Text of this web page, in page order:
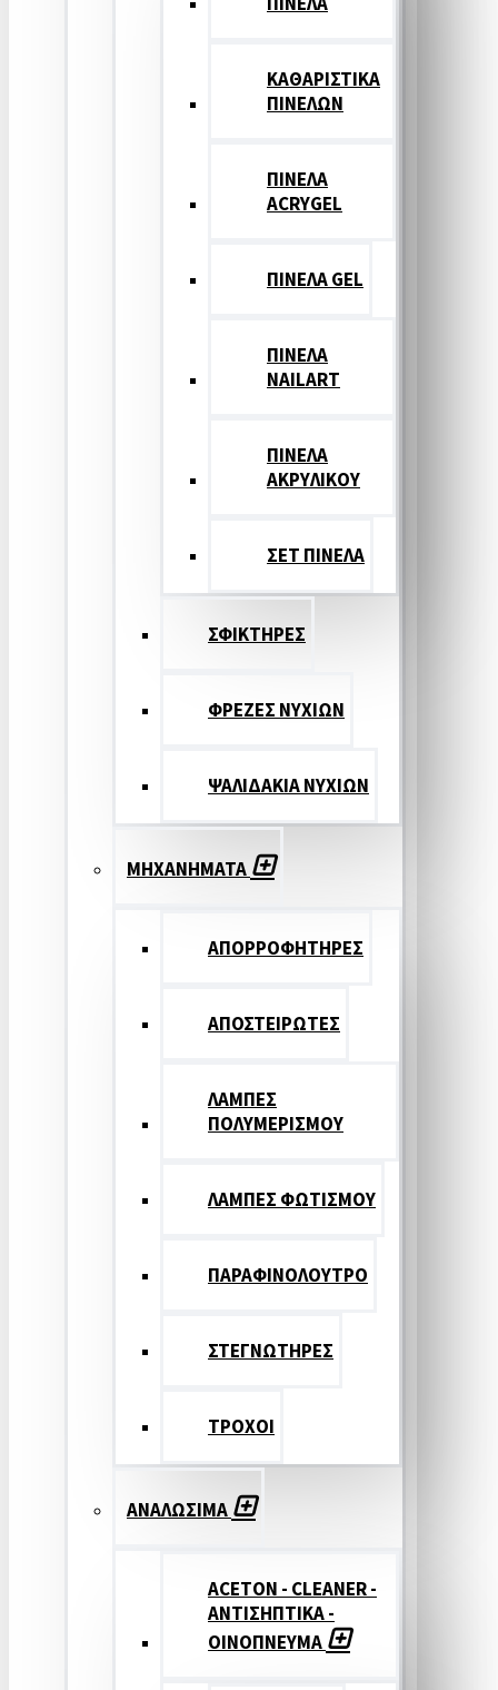
ΚΑΘΑΡΙΣΤΙΚΑ
ΠΙΝΕΛΩΝ
ΠΙΝΕΛΑ
ACRYGEL
ΠΙΝΕΛΑ GEL
ΠΙΝΕΛΑ
NAILART
ΠΙΝΕΛΑ
ΑΚΡΥΛΙΚΟΥ
ΣΕΤ ΠΙΝΕΛA
ΣΦΙΚΤΗΡΕΣ
ΦΡΕΖΕΣ ΝΥΧΙΩΝ
ΨΑΛΙΔΑΚΙΑ ΝΥΧΙΩΝ
ΜΗΧΑΝΗΜΑΤΑ
ΑΠΟΡΡΟΦΗΤΗΡΕΣ
ΑΠΟΣΤΕΙΡΩΤΕΣ
ΛΑΜΠΕΣ
ΠΟΛΥΜΕΡΙΣΜΟΥ
ΛΑΜΠΕΣ ΦΩΤΙΣΜΟΥ
ΠΑΡΑΦΙΝΟΛΟΥΤΡΟ
ΣΤΕΓΝΩΤΗΡΕΣ
ΤΡΟΧΟΙ
ΑΝΑΛΩΣΙΜΑ
ACETON - CLEANER -
ΑΝΤΙΣΗΠΤΙΚΑ -
ΟΙΝΟΠΝΕΥΜΑ